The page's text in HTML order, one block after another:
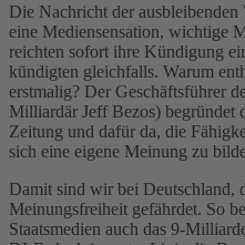
Die Nachricht der
eine Mediensensation, wichtige
reichten sofort ihre Kündigung
kündigten gleichfalls. Warum
erstmalig? Der Geschäftsführer
Milliardär Jeff Bezos) begründet
Zeitung und dafür da, die
sich eine eigene Meinung zu
Damit sind wir bei Deutschland,
Meinungsfreiheit gefährdet. So
Staatsmedien auch das 9-